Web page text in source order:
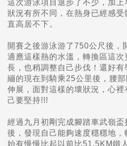
這次游泳項目退步了不少，加
狀況有所不同，在熱身已經感
直高居不下。
開賽之後游泳游了750公尺後，
適應這樣熱的水溫，轉換區這
長，也稍調整自己步伐！還好
繃的現在到騎乘25公里後，腰
伸展，面對這樣的壞狀況，心
己要堅持!!!
經過九月初剛完成腳踏車武嶺
後，發現自己能夠速度穩穩地，
始有慢慢比起以前比51.5KM鐵